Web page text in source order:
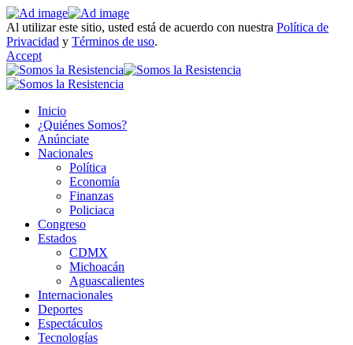
Al utilizar este sitio, usted está de acuerdo con nuestra Política de
Privacidad y Términos de uso.
Accept
Inicio
¿Quiénes Somos?
Anúnciate
Nacionales
Política
Economía
Finanzas
Policiaca
Congreso
Estados
CDMX
Michoacán
Aguascalientes
Internacionales
Deportes
Espectáculos
Tecnologías